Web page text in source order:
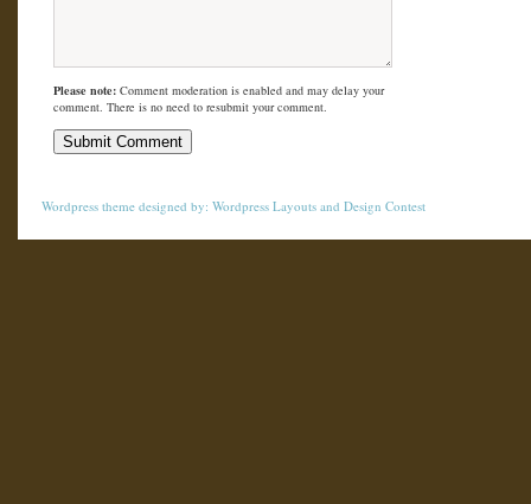
Please note: Comment moderation is enabled and may delay your
comment. There is no need to resubmit your comment.
Wordpress theme designed by: Wordpress Layouts and Design Contest